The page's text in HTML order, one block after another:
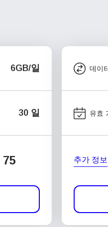
6GB/일
30 일
75
데이
유효
추가 정보